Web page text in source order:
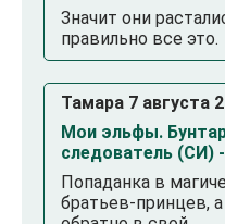
Значит они
правильно все это.
Тамара 7 августа
Мои эльфы.
следователь (СИ)
Попаданка в
братьев-принцев,